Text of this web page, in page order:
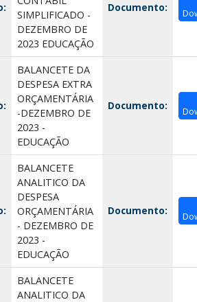
SIMPLIFICADO -
DEZEMBRO DE
2023 EDUCAÇÃO
Documento:
BALANCETE DA
DESPESA EXTRA
ORÇAMENTÁRIA
-DEZEMBRO DE
2023 -
EDUCAÇÃO
Documento:
BALANCETE
ANALITICO DA
DESPESA
ORÇAMENTÁRIA
- DEZEMBRO DE
2023 -
EDUCAÇÃO
Documento:
BALANCETE
ANALITICO DA